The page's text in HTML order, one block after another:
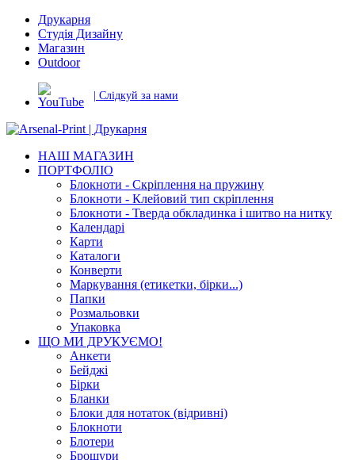
Друкарня
Студія Дизайну
Магазин
Outdoor
| Слідкуй за нами
НАШ МАГАЗИН
ПОРТФОЛІО
Блокноти - Скріплення на пружину
Блокноти - Клейовий тип скріплення
Блокноти - Тверда обкладинка і шитво на нитку
Календарі
Карти
Каталоги
Конверти
Маркування (етикетки, бірки...)
Папки
Розмальовки
Упаковка
ЩО МИ ДРУКУЄМО!
Анкети
Бейджі
Бірки
Бланки
Блоки для нотаток (відривні)
Блокноти
Блотери
Брошури